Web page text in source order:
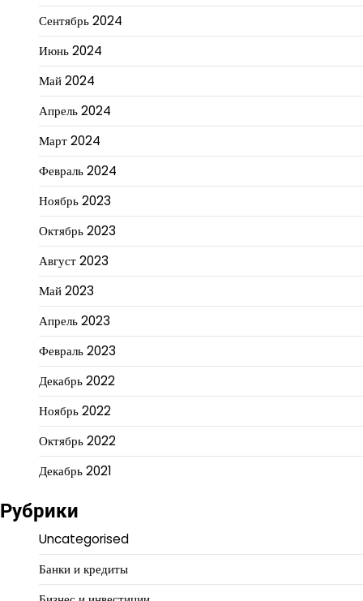
Сентябрь 2024
Июнь 2024
Май 2024
Апрель 2024
Март 2024
Февраль 2024
Ноябрь 2023
Октябрь 2023
Август 2023
Май 2023
Апрель 2023
Февраль 2023
Декабрь 2022
Ноябрь 2022
Октябрь 2022
Декабрь 2021
Рубрики
Uncategorised
Банки и кредиты